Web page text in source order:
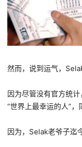
然而，说到运气，
因为尽管没有官方统
“世界上最幸运的人”
因为，Selak老爷子迄